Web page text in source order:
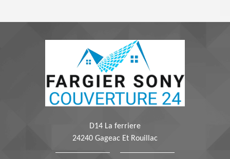
D14 La ferriere
24240 Gageac Et Rouillac